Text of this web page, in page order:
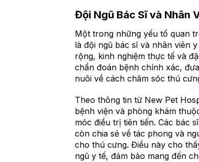
Đội Ngũ Bác Sĩ và Nhân
Một trong những yếu tố quan
là đội ngũ bác sĩ và nhân viên
rộng, kinh nghiệm thực tế và
chẩn đoán bệnh chính xác,
nuôi về cách chăm sóc thú
Theo thông tin từ New Pet
bệnh viện và phòng khám
móc điều trị tiên tiến. Các bác
còn chia sẻ về tác phong và
cho thú cưng. Điều này cho
ngũ y tế, đảm bảo mang đến